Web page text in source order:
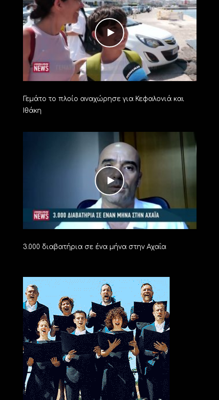
Γεμάτο το πλοίο αναχώρησε για Κεφαλονιά και
Ιθάκη
3.000 διαβατήρια σε ένα μήνα στην Αχαΐα